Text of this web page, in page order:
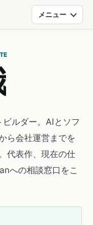
メニュー
ルダー。AIとソフ
ら会社運営までを
代表作、現在の仕
への相談窓口をこ